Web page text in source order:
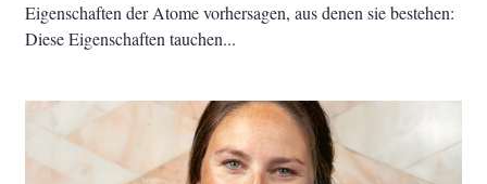
Eigenschaften der Atome vorhersagen, aus denen sie bestehen:
Diese Eigenschaften tauchen